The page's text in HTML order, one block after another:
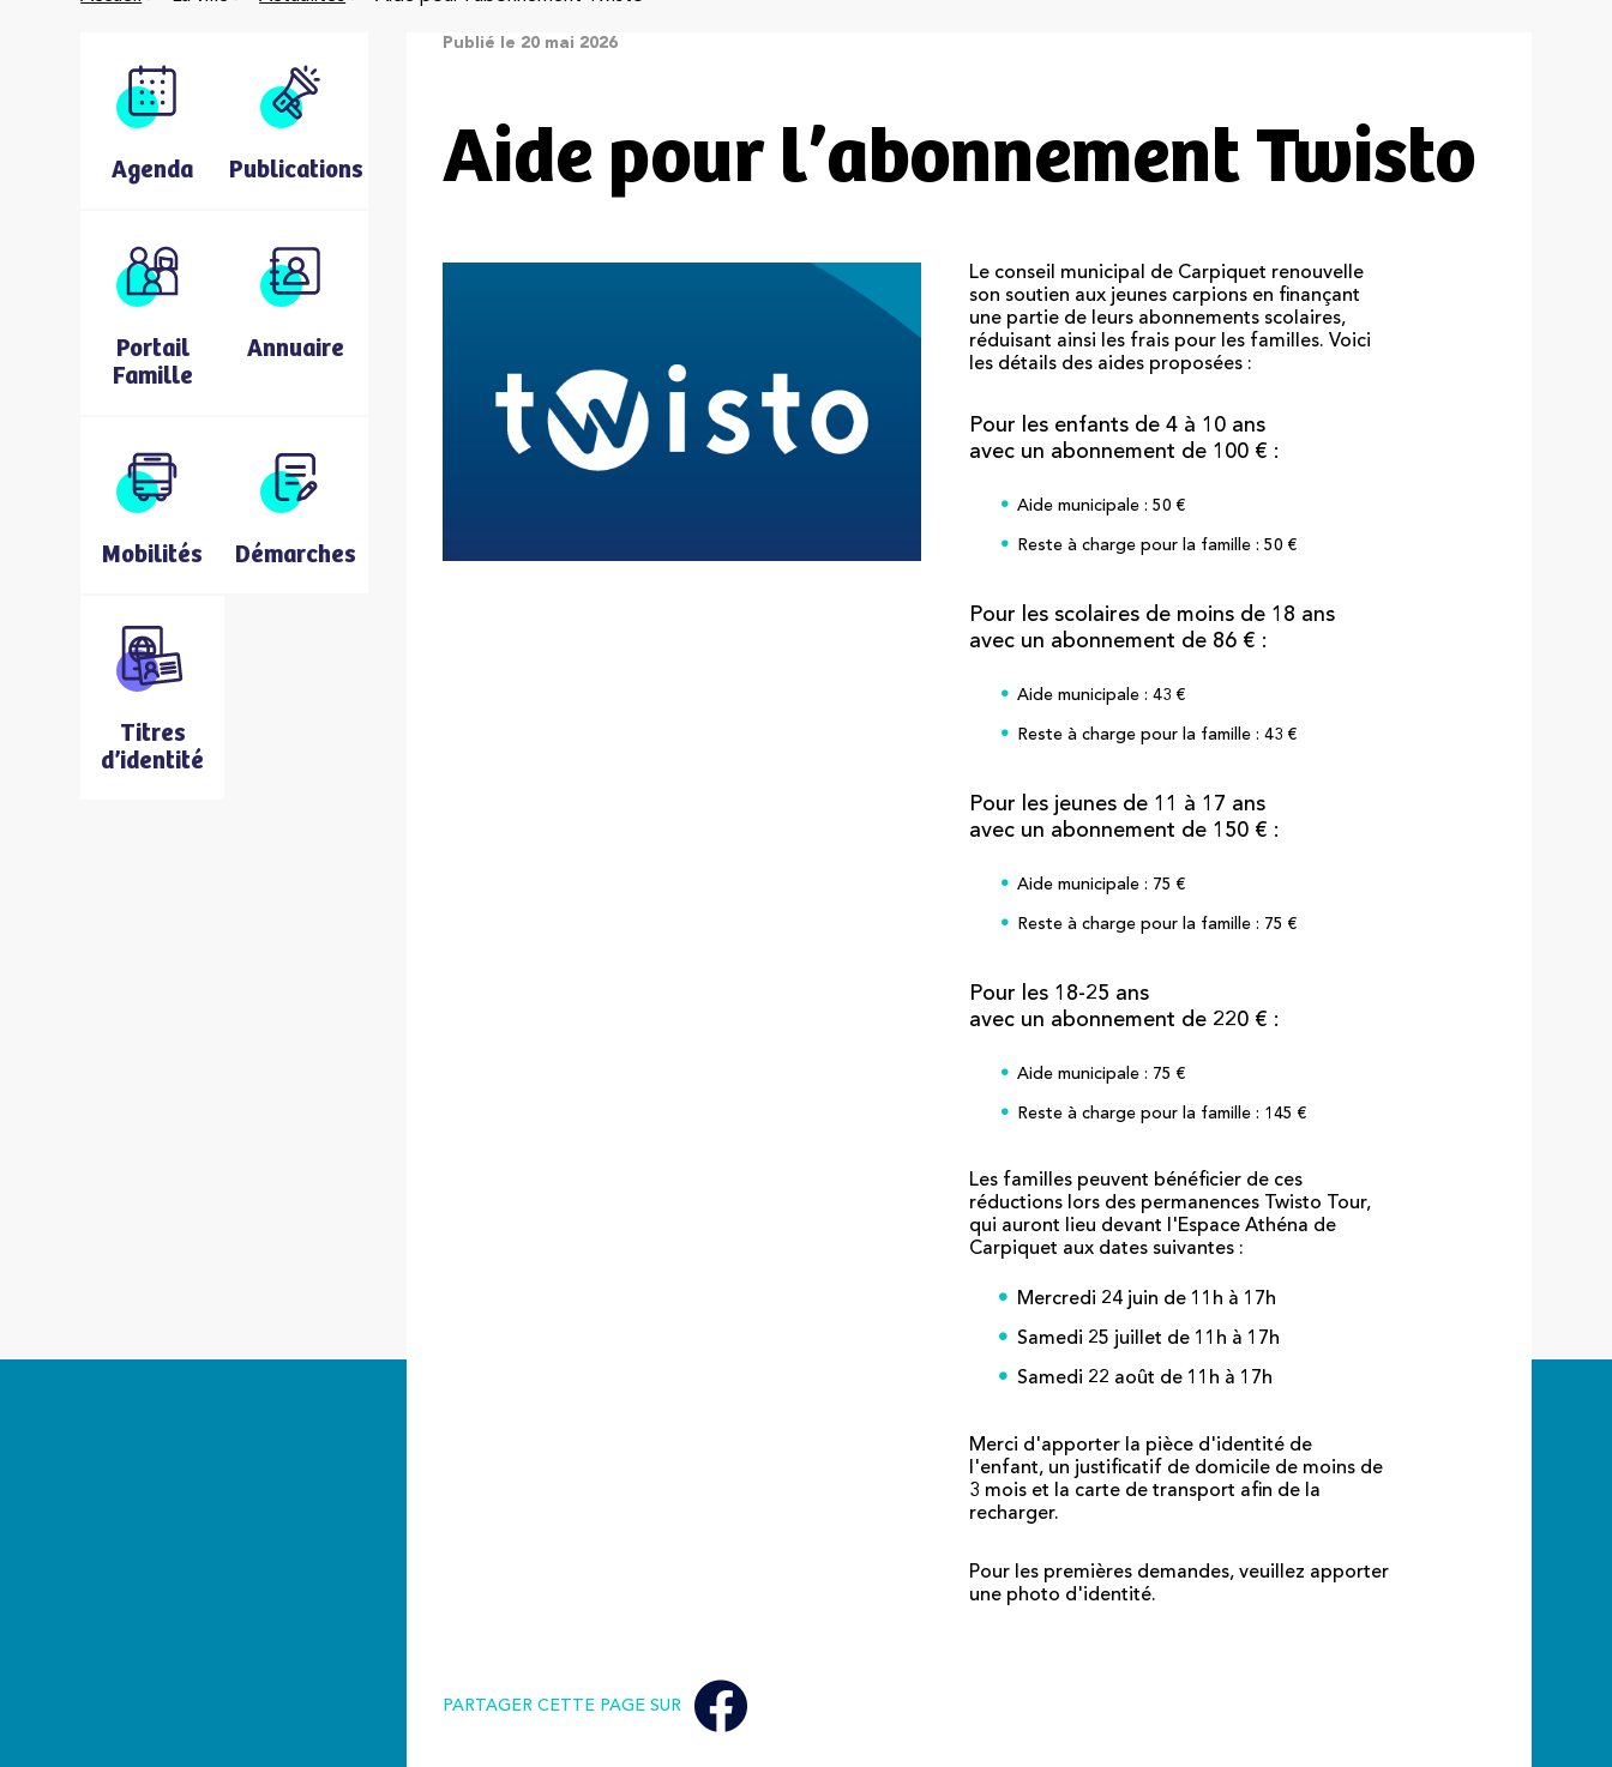
Agenda Publications
Portail
Famille
Annuaire
Mobilités Démarches
Titres
d’identité
Publié le 20 mai 2026
Aide pour l’abonnement Twisto
Le conseil municipal de Carpiquet renouvelle
son soutien aux jeunes carpions en finançant
une partie de leurs abonnements scolaires,
réduisant ainsi les frais pour les familles. Voici
les détails des aides proposées :
Pour les enfants de 4 à 10 ans
avec un abonnement de 100 € :
Aide municipale : 50 €
Reste à charge pour la famille : 50 €
Pour les scolaires de moins de 18 ans
avec un abonnement de 86 € :
Aide municipale : 43 €
Reste à charge pour la famille : 43 €
Pour les jeunes de 11 à 17 ans
avec un abonnement de 150 € :
Aide municipale : 75 €
Reste à charge pour la famille : 75 €
Pour les 18-25 ans
avec un abonnement de 220 € :
Aide municipale : 75 €
Reste à charge pour la famille : 145 €
Les familles peuvent bénéficier de ces
réductions lors des permanences Twisto Tour,
qui auront lieu devant l'Espace Athéna de
Carpiquet aux dates suivantes :
Mercredi 24 juin de 11h à 17h
Samedi 25 juillet de 11h à 17h
Samedi 22 août de 11h à 17h
Merci d'apporter la pièce d'identité de
l'enfant, un justificatif de domicile de moins de
3 mois et la carte de transport afin de la
recharger.
Pour les premières demandes, veuillez apporter
une photo d'identité.
PARTAGER CETTE PAGE SUR